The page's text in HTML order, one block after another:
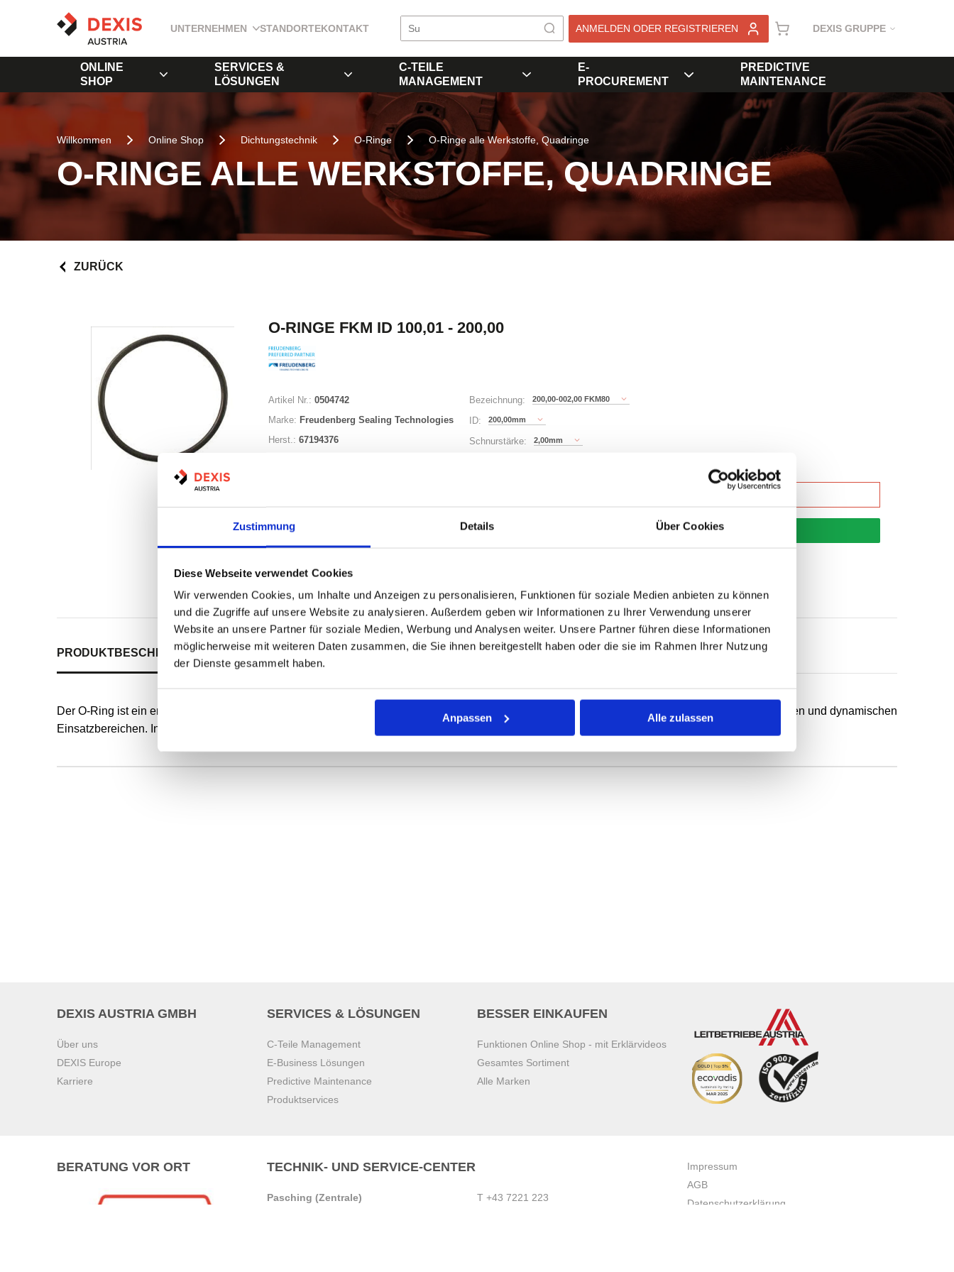
Zustimmung Details Über Cookies
Diese Webseite verwendet Cookies
Wir verwenden Cookies, um Inhalte und Anzeigen zu personalisieren, Funktionen für soziale Medien anbieten zu können
und die Zugriffe auf unsere Website zu analysieren. Außerdem geben wir Informationen zu Ihrer Verwendung unserer
Website an unsere Partner für soziale Medien, Werbung und Analysen weiter. Unsere Partner führen diese Informationen
möglicherweise mit weiteren Daten zusammen, die Sie ihnen bereitgestellt haben oder die sie im Rahmen Ihrer Nutzung
der Dienste gesammelt haben.
Anpassen Alle zulassen
UNTERNEHMEN STANDORTEKONTAKT ANMELDEN ODER REGISTRIEREN DEXIS GRUPPE
ONLINE
SHOP
SERVICES &
LÖSUNGEN
C-TEILE
MANAGEMENT
E-
PROCUREMENT
PREDICTIVE
MAINTENANCE
Willkommen Online Shop Dichtungstechnik O-Ringe O-Ringe alle Werkstoffe, Quadringe
O-RINGE ALLE WERKSTOFFE, QUADRINGE
ZURÜCK
O-RINGE FKM ID 100,01 - 200,00
Artikel Nr.: 0504742
Marke: Freudenberg Sealing Technologies
Herst.: 67194376
Bezeichnung: 200,00-002,00 FKM80
ID: 200,00mm
Schnurstärke: 2,00mm
Nicht auf Lager
Print
PRODUKTBESCHREIBUNGALLE SPEZIFIKATIONENVARIANTEN
Der O-Ring ist ein endlos formvulkanisierter, runder Dichtring mit kreisförmigem Querschnitt für die unterschiedlichsten Anwendungsfälle in statischen und dynamischen
Einsatzbereichen. Innendurchmesser und Schnurstärke definieren die Abmessungen.
DEXIS AUSTRIA GMBH
Über uns
DEXIS Europe
Karriere
SERVICES & LÖSUNGEN
C-Teile Management
E-Business Lösungen
Predictive Maintenance
Produktservices
BESSER EINKAUFEN
Funktionen Online Shop - mit Erklärvideos
Gesamtes Sortiment
Alle Marken
BERATUNG VOR ORT TECHNIK- UND SERVICE-CENTER
Pasching (Zentrale)
T +43 7221 223
Impressum
AGB
Datenschutzerklärung